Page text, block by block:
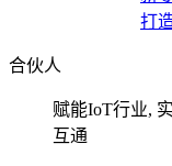
打
合伙人
赋能IoT行业,
互通